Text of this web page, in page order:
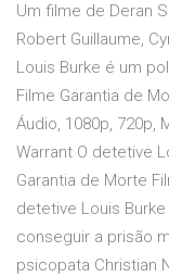
Um filme de Deran
Robert Guillaume,
Louis Burke é um
Filme Garantia de
Áudio, 1080p, 720p,
Warrant O detetive
Garantia de Morte
detetive Louis
conseguir a prisão
psicopata Christian